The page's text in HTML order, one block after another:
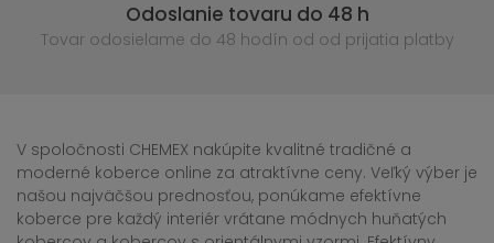
Odoslanie tovaru do 48 h
Tovar odosielame do 48 hodín od od prijatia platby
V spoločnosti CHEMEX nakúpite kvalitné tradičné a
moderné koberce online za atraktívne ceny. Veľký výber je
našou najväčšou prednosťou, ponúkame efektívne
koberce pre každý interiér vrátane módnych huňatých